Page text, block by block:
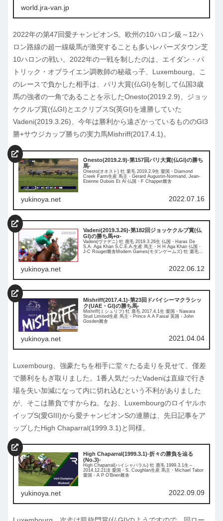
world.jra-van.jp
2022年の第47回愛チャンピオンS。欧州の10ハロン級～12ハ
ロン路線の超一線級馬が激突することも多いレパーズタウン芝
10ハロンの戦い。2022年の一戦を制したのは、エイダン・パ
トリック・オブライエン調教師の秘蔵っ子、Luxembourg。こ
のレースで負かした相手は、パリ大賞(仏GI)を制して仏国3歳
馬の強者の一角であることを示したOnesto(2019.2.9)、ジョッ
ケクルブ賞(仏GI)とエクリプスS(英GI)を連勝していた
Vadeni(2019.3.26)、今年は勝利から遠ざかっているもののGI3
勝+サウジカップ勝ちの実力馬Mishriff(2017.4.1)。
Onesto(2019.2.9)-第157回パリ大賞(仏GI)の勝ち
馬-
Onesto(オネスト) 牡 栗毛 2019.2.9生 愛国・Diamond
Creek Farm生産 馬主・Gerard Augustin-Normand, Jean-
Etienne Dubois Et Al 仏国・F Chappet厩舎
yukinoya.net 2022.07.16
Vadeni(2019.3.26)-第182回ジョッケクルブ賞(仏
GI)の勝ち馬+α-
Vadeni(ヴァデニ) 牡 鹿毛 2019.3.26生 仏国・Haras De
S.A. Aga Khan S.C.E.A.生産 馬主・H H Aga Khan 仏国・
J-C Rouget厩舎Modern Games(モダンゲームズ) 牡 栗毛
yukinoya.net 2022.06.12
Mishriff(2017.4.1)-第23回ドバイシーマクラシッ
ク(UAE・GI)の勝ち馬-
Mishriff(ミシュリフ) 牡 鹿毛 2017.4.1生 愛国・Nawara
Stud Limited生産 馬主・Prince A A Faisal 英国・John
Gosden厩舎
yukinoya.net 2021.04.04
Luxembourg、強豪たちを相手に堂々たる走りを見せて、僅差
で勝利をもぎ取りました。1番人気だったVadeniは直線で行き
場を失い加減になって内に切れ込むという不利がありました
が、そこは勝負ですからね。なお、Luxembourgのロイヤルホ
イップS(愛GIII)から愛チャンピオンSの連勝は、先日記事をア
ップしたHigh Chaparral(1999.3.1)と同様。
High Chaparral(1999.3.1)-折々の勝負を辿る
(No.3)-
High Chaparral(ハイシャパラル) 牡 鹿毛 1999.3.1生～
2014.12.21没 愛国・S. Coughlan生産 馬主・Michael Tabor
愛国・A P O'Brien厩舎
yukinoya.net 2022.09.09